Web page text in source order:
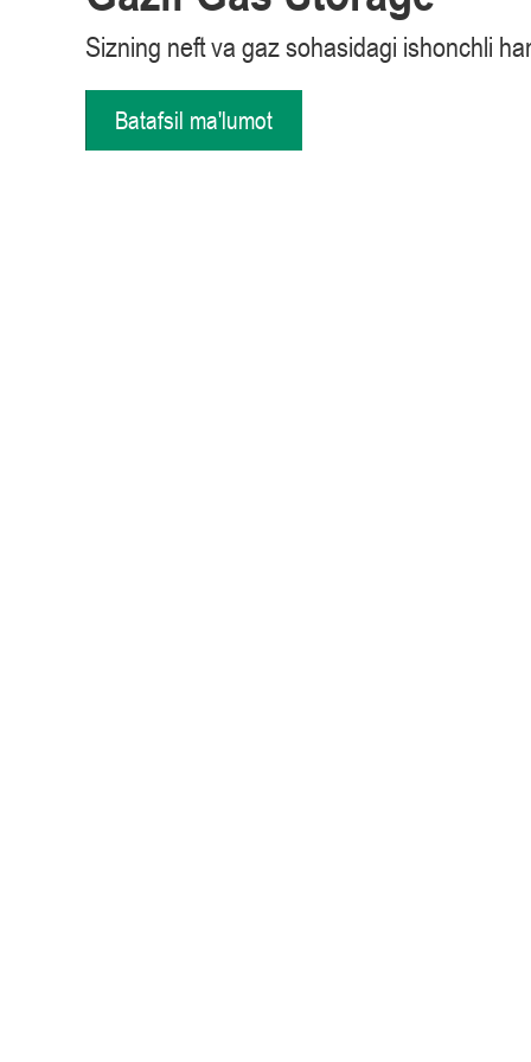
Sizning neft va gaz sohasidagi ishonchli
Batafsil ma'lumot